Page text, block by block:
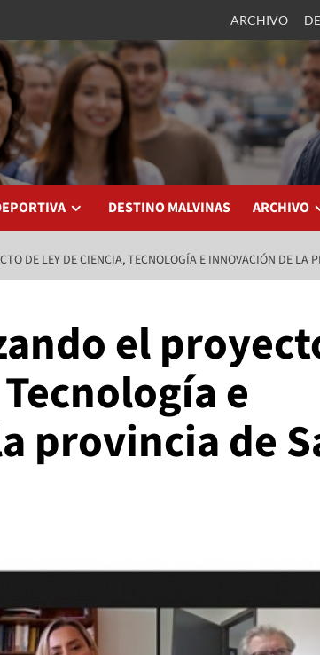
ARCHIVO
DESTINO MALVINAS ARCHIVO
DE LEY DE CIENCIA, TECNOLOGÍA E INNOVACIÓN DE LA
el
e
provincia de